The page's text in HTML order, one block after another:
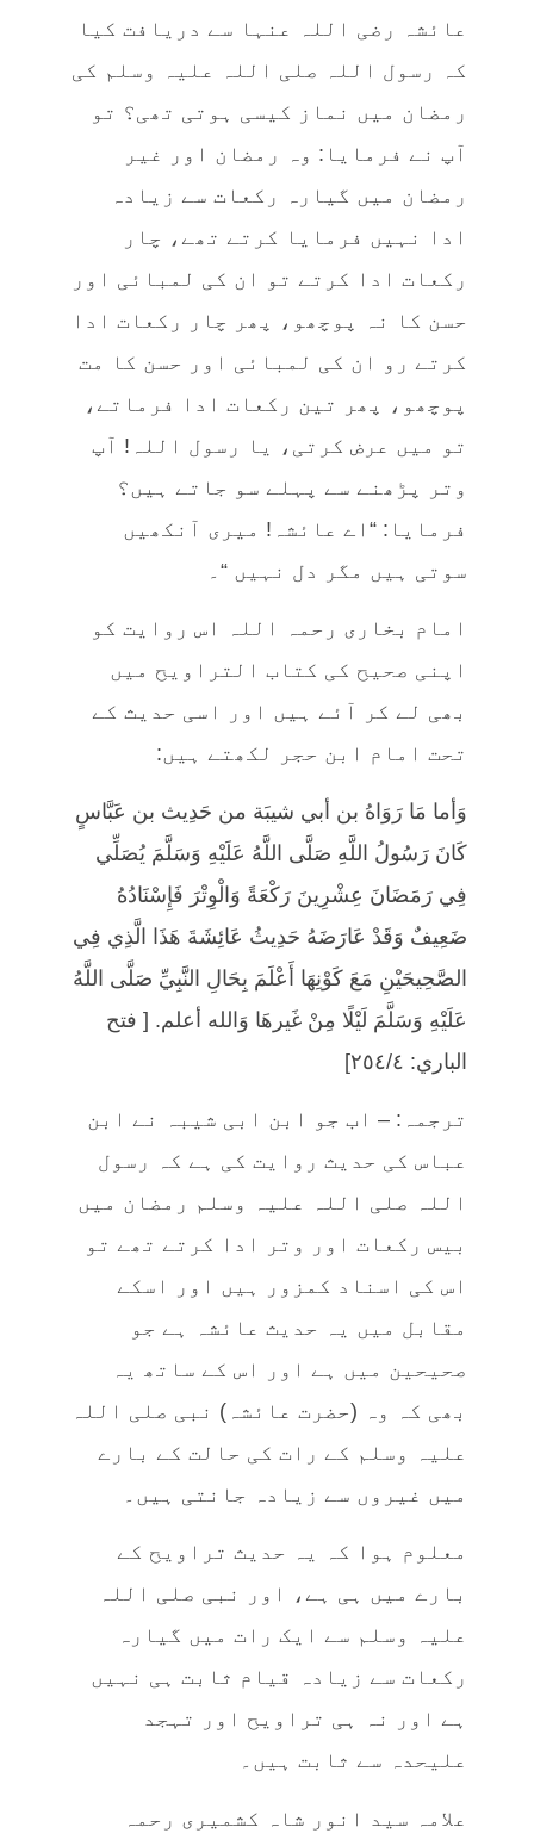
عائشہ رضی اللہ عنہا سے دریافت کیا
کہ رسول اللہ صلی اللہ علیہ وسلم کی
رمضان میں نماز کیسی ہوتی تھی؟ تو
آپ نے فرمایا: وہ رمضان اور غیر
رمضان میں گیارہ رکعات سے زیادہ
ادا نہیں فرمایا کرتے تھے، چار
رکعات ادا کرتے تو ان کی لمبائی اور
حسن کا نہ پوچھو، پھر چار رکعات ادا
کرتے رو ان کی لمبائی اور حسن کا مت
پوچھو، پھر تین رکعات ادا فرماتے،
تو میں عرض کرتی، یا رسول اللہ! آپ
وتر پڑھنے سے پہلے سو جاتے ہیں؟
فرمایا: “اے عائشہ! میری آنکھیں
سوتی ہیں مگر دل نہیں “۔
امام بخاری رحمہ اللہ اس روایت کو
اپنی صحیح کی کتاب التراويح میں
بھی لے کر آئے ہیں اور اسی حدیث کے
تحت امام ابن حجر لکھتے ہیں:
وَأما مَا رَوَاهُ بن أبي شيبَة من حَدِيث بن عَبَّاسٍ
كَانَ رَسُولُ اللَّهِ صَلَّى اللَّهُ عَلَيْهِ وَسَلَّمَ يُصَلِّي
فِي رَمَضَانَ عِشْرِينَ رَكْعَةً وَالْوِتْرَ فَإِسْنَادُهُ
ضَعِيفٌ وَقَدْ عَارَضَهُ حَدِيثُ عَائِشَةَ هَذَا الَّذِي فِي
الصَّحِيحَيْنِ مَعَ كَوْنِهَا أَعْلَمَ بِحَالِ النَّبِيِّ صَلَّى اللَّهُ
عَلَيْهِ وَسَلَّمَ لَيْلًا مِنْ غَيرهَا وَالله أعلم. [ فتح
الباري: ٢٥٤/٤]
ترجمہ: – اب جو ابن ابی شیبہ نے ابن
عباس کی حدیث روایت کی ہے کہ رسول
اللہ صلی اللہ علیہ وسلم رمضان میں
بیس رکعات اور وتر ادا کرتے تھے تو
اس کی اسناد کمزور ہیں اور اسکے
مقابل میں یہ حدیث عائشہ ہے جو
صحیحین میں ہے اور اس کے ساتھ یہ
بھی کہ وہ (حضرت عائشہ) نبی صلی اللہ
علیہ وسلم کے رات کی حالت کے بارے
میں غیروں سے زیادہ جانتی ہیں۔
معلوم ہوا کہ یہ حدیث تراویح کے
بارے میں ہی ہے، اور نبی صلی اللہ
علیہ وسلم سے ایک رات میں گیارہ
رکعات سے زیادہ قیام ثابت ہی نہیں
ہے اور نہ ہی تراویح اور تہجد
علیحدہ سے ثابت ہیں۔
علامہ سید انور شاہ کشمیری رحمہ